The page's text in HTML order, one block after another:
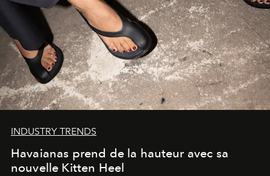
INDUSTRY TRENDS
Havaianas prend de la hauteur avec sa
nouvelle Kitten Heel